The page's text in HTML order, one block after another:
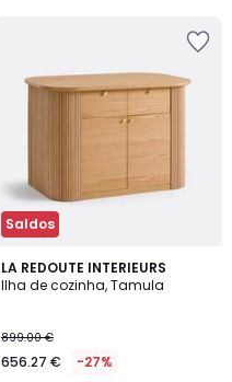
Saldos
LA REDOUTE INTERIEURS
Ilha de cozinha, Tamula
899.00 €
656.27 € -27%
5
/